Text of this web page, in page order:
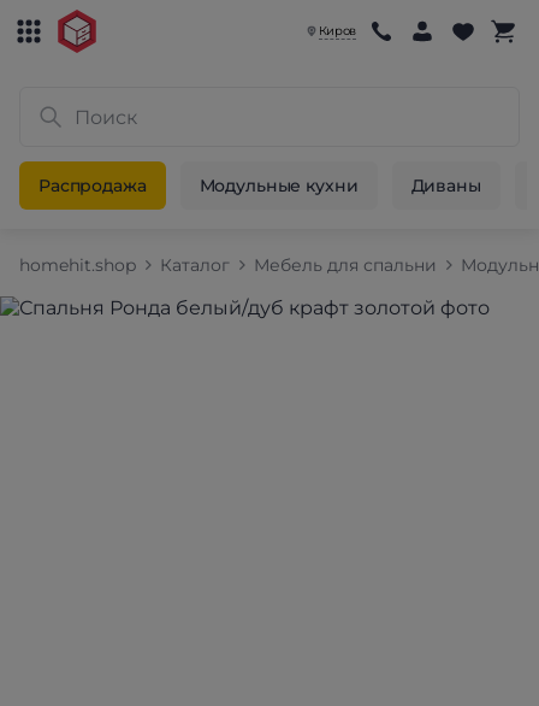
Киров
Распродажа Модульные кухни Диваны
homehit.shop Каталог Мебель для спальни